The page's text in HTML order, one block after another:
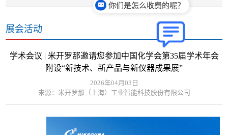
展会活动
学术会议 | 米开罗那邀请您参加中国化学会第35届学术年会
附设“新技术、新产品与新仪器成果展”
2026年04月03日
来源：米开罗那（上海）工业智能科技股份有限公司
你们是怎么收费的呢？